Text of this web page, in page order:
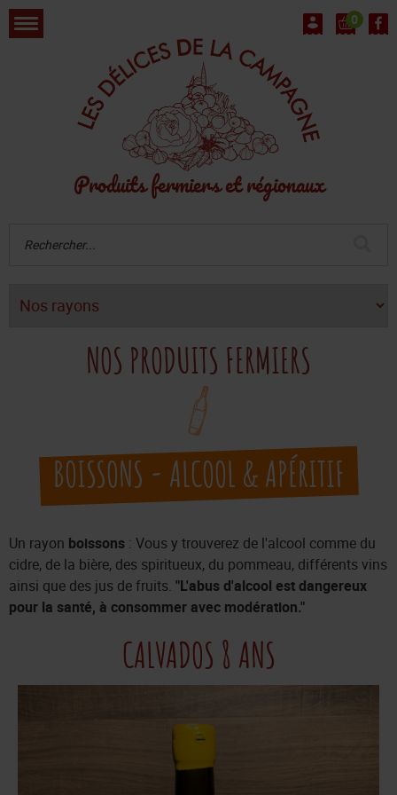
0
Produits fermiers et régionaux
NOS PRODUITS FERMIERS
BOISSONS - ALCOOL & APÉRITIF
Un rayon boissons : Vous y trouverez de l'alcool comme du
cidre, de la bière, des spiritueux, du pommeau, différents vins
ainsi que des jus de fruits. "L'abus d'alcool est dangereux
pour la santé, à consommer avec modération."
CALVADOS 8 ANS